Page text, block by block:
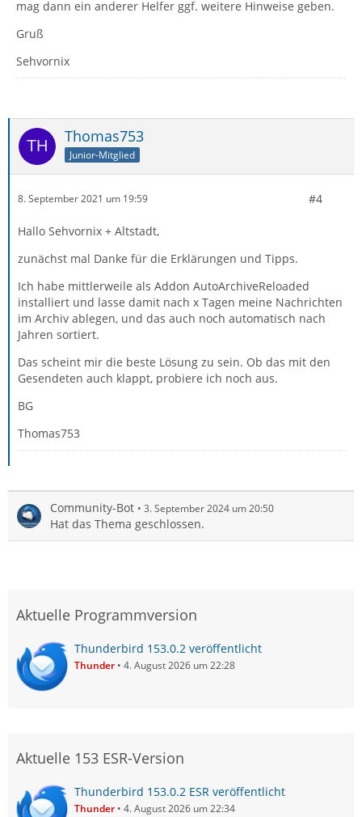
mag dann ein anderer Helfer ggf. weitere Hinweise geben.
Gruß
Sehvornix
Thomas753
Junior-Mitglied
8. September 2021 um 19:59 #4
Hallo Sehvornix + Altstadt,
zunächst mal Danke für die Erklärungen und Tipps.
Ich habe mittlerweile als Addon AutoArchiveReloaded
installiert und lasse damit nach x Tagen meine Nachrichten
im Archiv ablegen, und das auch noch automatisch nach
Jahren sortiert.
Das scheint mir die beste Lösung zu sein. Ob das mit den
Gesendeten auch klappt, probiere ich noch aus.
BG
Thomas753
Community-Bot 3. September 2024 um 20:50
Hat das Thema geschlossen.
Aktuelle Programmversion
Thunderbird 153.0.2 veröffentlicht
Thunder 4. August 2026 um 22:28
Aktuelle 153 ESR-Version
Thunderbird 153.0.2 ESR veröffentlicht
Thunder 4. August 2026 um 22:34